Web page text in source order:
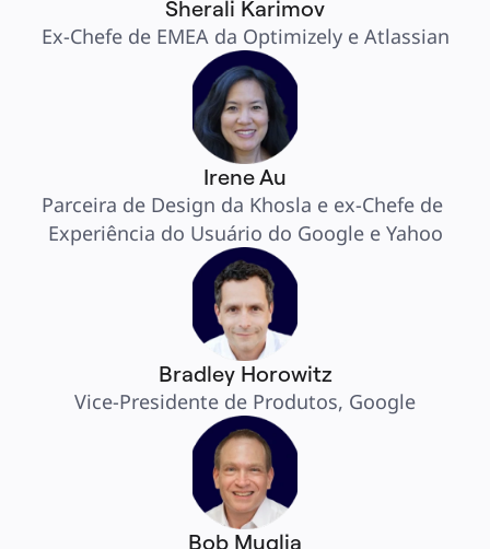
Sherali Karimov
Ex-Chefe de EMEA da Optimizely e Atlassian
Irene Au
Parceira de Design da Khosla e ex-Chefe de
Experiência do Usuário do Google e Yahoo
Bradley Horowitz
Vice-Presidente de Produtos, Google
Bob Muglia